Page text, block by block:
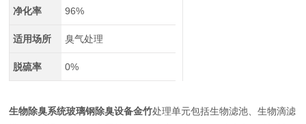
净化率 96%
适用场所 臭气处理
脱硫率 0%
生物除臭系统玻璃钢除臭设备金竹处理单元包括生物滤池、生物滴滤